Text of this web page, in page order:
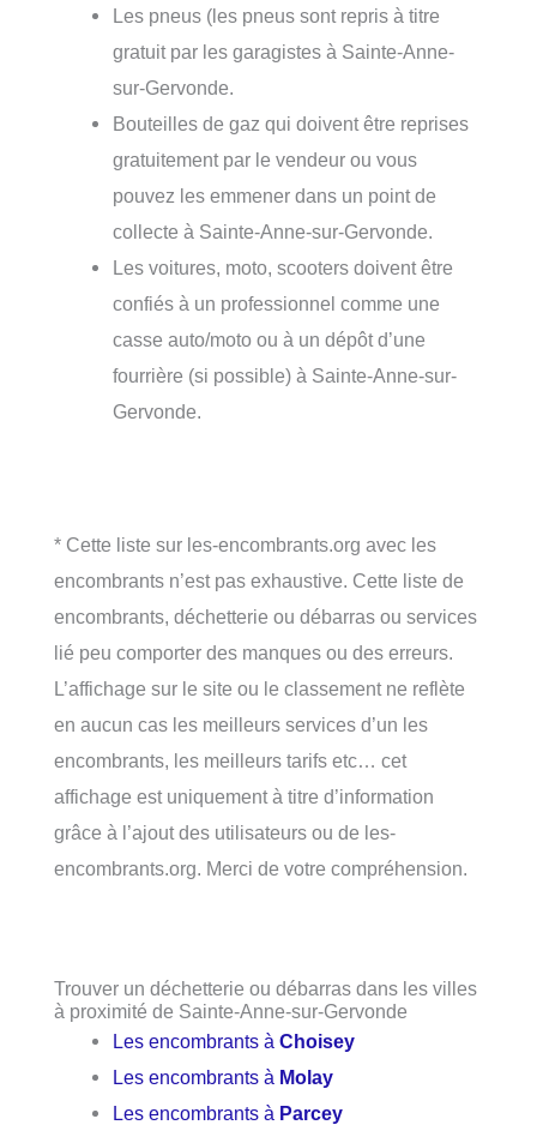
Les pneus (les pneus sont repris à titre
gratuit par les garagistes à Sainte-Anne-
sur-Gervonde.
Bouteilles de gaz qui doivent être reprises
gratuitement par le vendeur ou vous
pouvez les emmener dans un point de
collecte à Sainte-Anne-sur-Gervonde.
Les voitures, moto, scooters doivent être
confiés à un professionnel comme une
casse auto/moto ou à un dépôt d’une
fourrière (si possible) à Sainte-Anne-sur-
Gervonde.
* Cette liste sur les-encombrants.org avec les
encombrants n’est pas exhaustive. Cette liste de
encombrants, déchetterie ou débarras ou services
lié peu comporter des manques ou des erreurs.
L’affichage sur le site ou le classement ne reflète
en aucun cas les meilleurs services d’un les
encombrants, les meilleurs tarifs etc… cet
affichage est uniquement à titre d’information
grâce à l’ajout des utilisateurs ou de les-
encombrants.org. Merci de votre compréhension.
Trouver un déchetterie ou débarras dans les villes
à proximité de Sainte-Anne-sur-Gervonde
Les encombrants àChoisey
Les encombrants à Molay
Les encombrants à Parcey